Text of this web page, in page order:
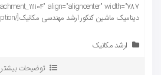
دینامیک ماشین کنکور ارشد مهندسی مکانیک[/caption]
ارشد مکانیک
توضیحات بیشتر